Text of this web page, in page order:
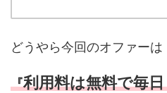
どうやら今回のオファーは
『利用料は無料で毎